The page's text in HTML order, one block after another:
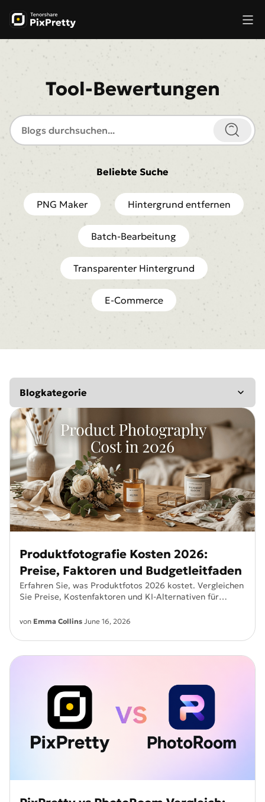
Tool-Bewertungen
Beliebte Suche
PNG Maker Hintergrund entfernen
Batch-Bearbeitung
Transparenter Hintergrund
E-Commerce
Blogkategorie
Produktfotografie Kosten 2026:
Preise, Faktoren und Budgetleitfaden
Erfahren Sie, was Produktfotos 2026 kostet. Vergleichen
Sie Preise, Kostenfaktoren und KI-Alternativen für
von Emma Collins June 16, 2026